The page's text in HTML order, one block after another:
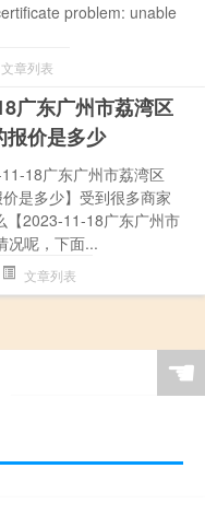
problem: unable
文章列表
广东广州市荔湾区
报价是多少
18广东广州市荔湾区
是多少】受到很多商家
【2023-11-18广东广州市
况呢，下面...
文章列表
☚